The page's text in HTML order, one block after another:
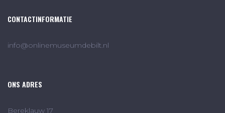
CONTACTINFORMATIE
info@onlinemuseumdebilt.nl
ONS ADRES
Bereklauw 17